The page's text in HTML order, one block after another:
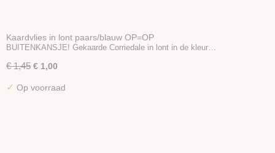
Kaardvlies in lont paars/blauw OP=OP
BUITENKANSJE! Gekaarde Corriedale in lont in de kleur…
€ 1,45 € 1,00
✓ Op voorraad